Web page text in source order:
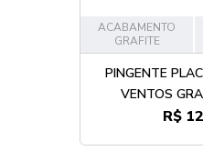
ACABAMENTO
GRAFITE
PINGENTE
VENTOS
R$